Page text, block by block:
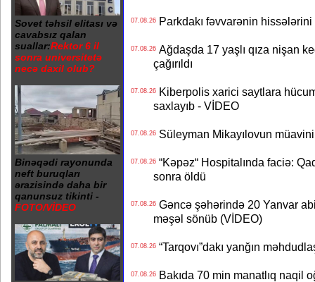
Sovet təhsil elitası və
cavabsız qalan
suallar:Rektor 6 il
sonra universitetə
necə daxil olub?
Binəqədi rayonunda
neft buruqları
ərazisində daha bir
qanunsuz tikinti -
FOTO/VİDEO
07.08.26Parkdakı fəvvarənin hissələrini
07.08.26Ağdaşda 17 yaşlı qıza nişan
çağırıldı
07.08.26Kiberpolis xarici saytlara
saxlayıb - VİDEO
07.08.26Süleyman Mikayılovun
07.08.26“Kəpəz“ Hospitalında faciə:
sonra öldü
07.08.26Gəncə şəhərində 20 Yanvar
məşəl sönüb (VİDEO)
07.08.26“Tarqovı”dakı yanğın
07.08.26Bakıda 70 min manatlıq naqil